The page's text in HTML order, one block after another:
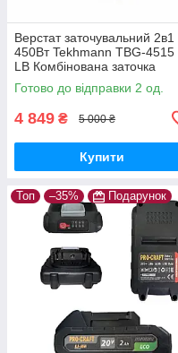
Верстат заточувальний 2в1
450Вт Tekhmann TBG-4515
LВ Комбінована заточка
Техман Абразивний круг
150мм Стрічка 50мм
Готово до відправки 2 од.
4 849 ₴ 5 000 ₴
Купити
Топ –35% Подарунок